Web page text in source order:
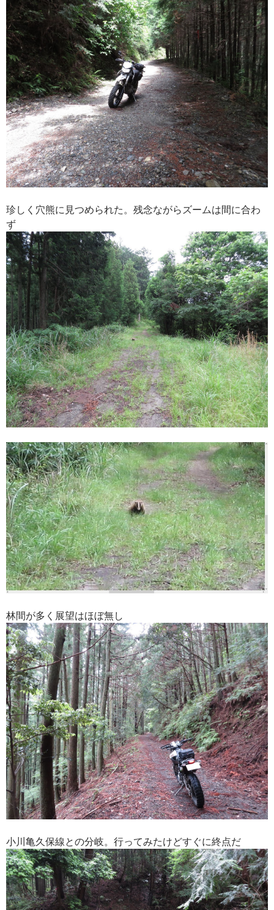
珍しく穴熊に見つめられた。残念ながらズームは間に合わ
ず
林間が多く展望はほぼ無し
小川亀久保線との分岐。行ってみたけどすぐに終点だ